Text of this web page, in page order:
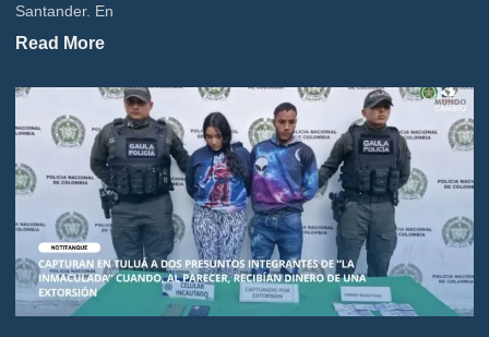
Santander. En
Read More